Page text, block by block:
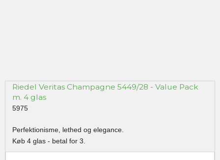
Riedel Veritas Champagne 5449/28 - Value Pack
m. 4 glas
5975
Perfektionisme, lethed og elegance.
Køb 4 glas - betal for 3.